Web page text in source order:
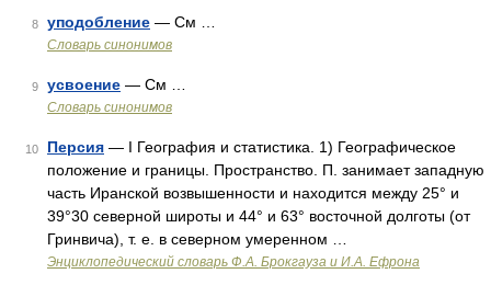
8 уподобление — См …
Словарь синонимов
9 усвоение — См …
Словарь синонимов
10 Персия — I География и статистика. 1) Географическое
положение и границы. Пространство. П. занимает западную
часть Иранской возвышенности и находится между 25° и
39°30 северной широты и 44° и 63° восточной долготы (от
Гринвича), т. е. в северном умеренном …
Энциклопедический словарь Ф.А. Брокгауза и И.А. Ефрона